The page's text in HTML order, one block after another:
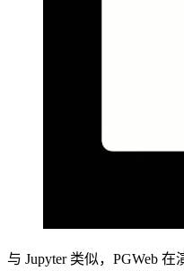
与 Jupyter 类似，PGWeb